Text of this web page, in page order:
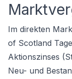
Im direkten
of Scotland
Aktionszinses
Neu- und